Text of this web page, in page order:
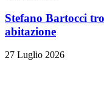
Stefano Bartocci
abitazione
27 Luglio 2026